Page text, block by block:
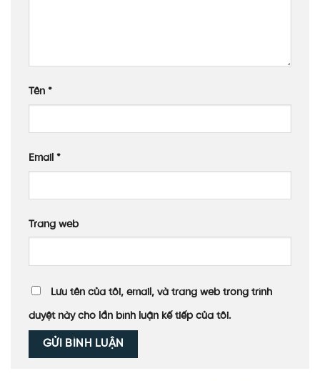
Tên *
Email *
Trang web
Lưu tên của tôi, email, và trang web trong trình
duyệt này cho lần bình luận kế tiếp của tôi.